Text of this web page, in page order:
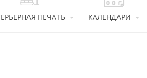
ПЕЧАТЬ КАЛЕНДАРИ